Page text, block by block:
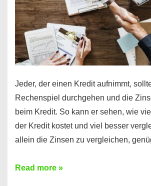
Jeder, der einen Kredit aufnimmt,
Rechenspiel durchgehen und die
beim Kredit. So kann er sehen, wie
der Kredit kostet und viel besser
allein die Zinsen zu vergleichen,
Ganz
Read more »